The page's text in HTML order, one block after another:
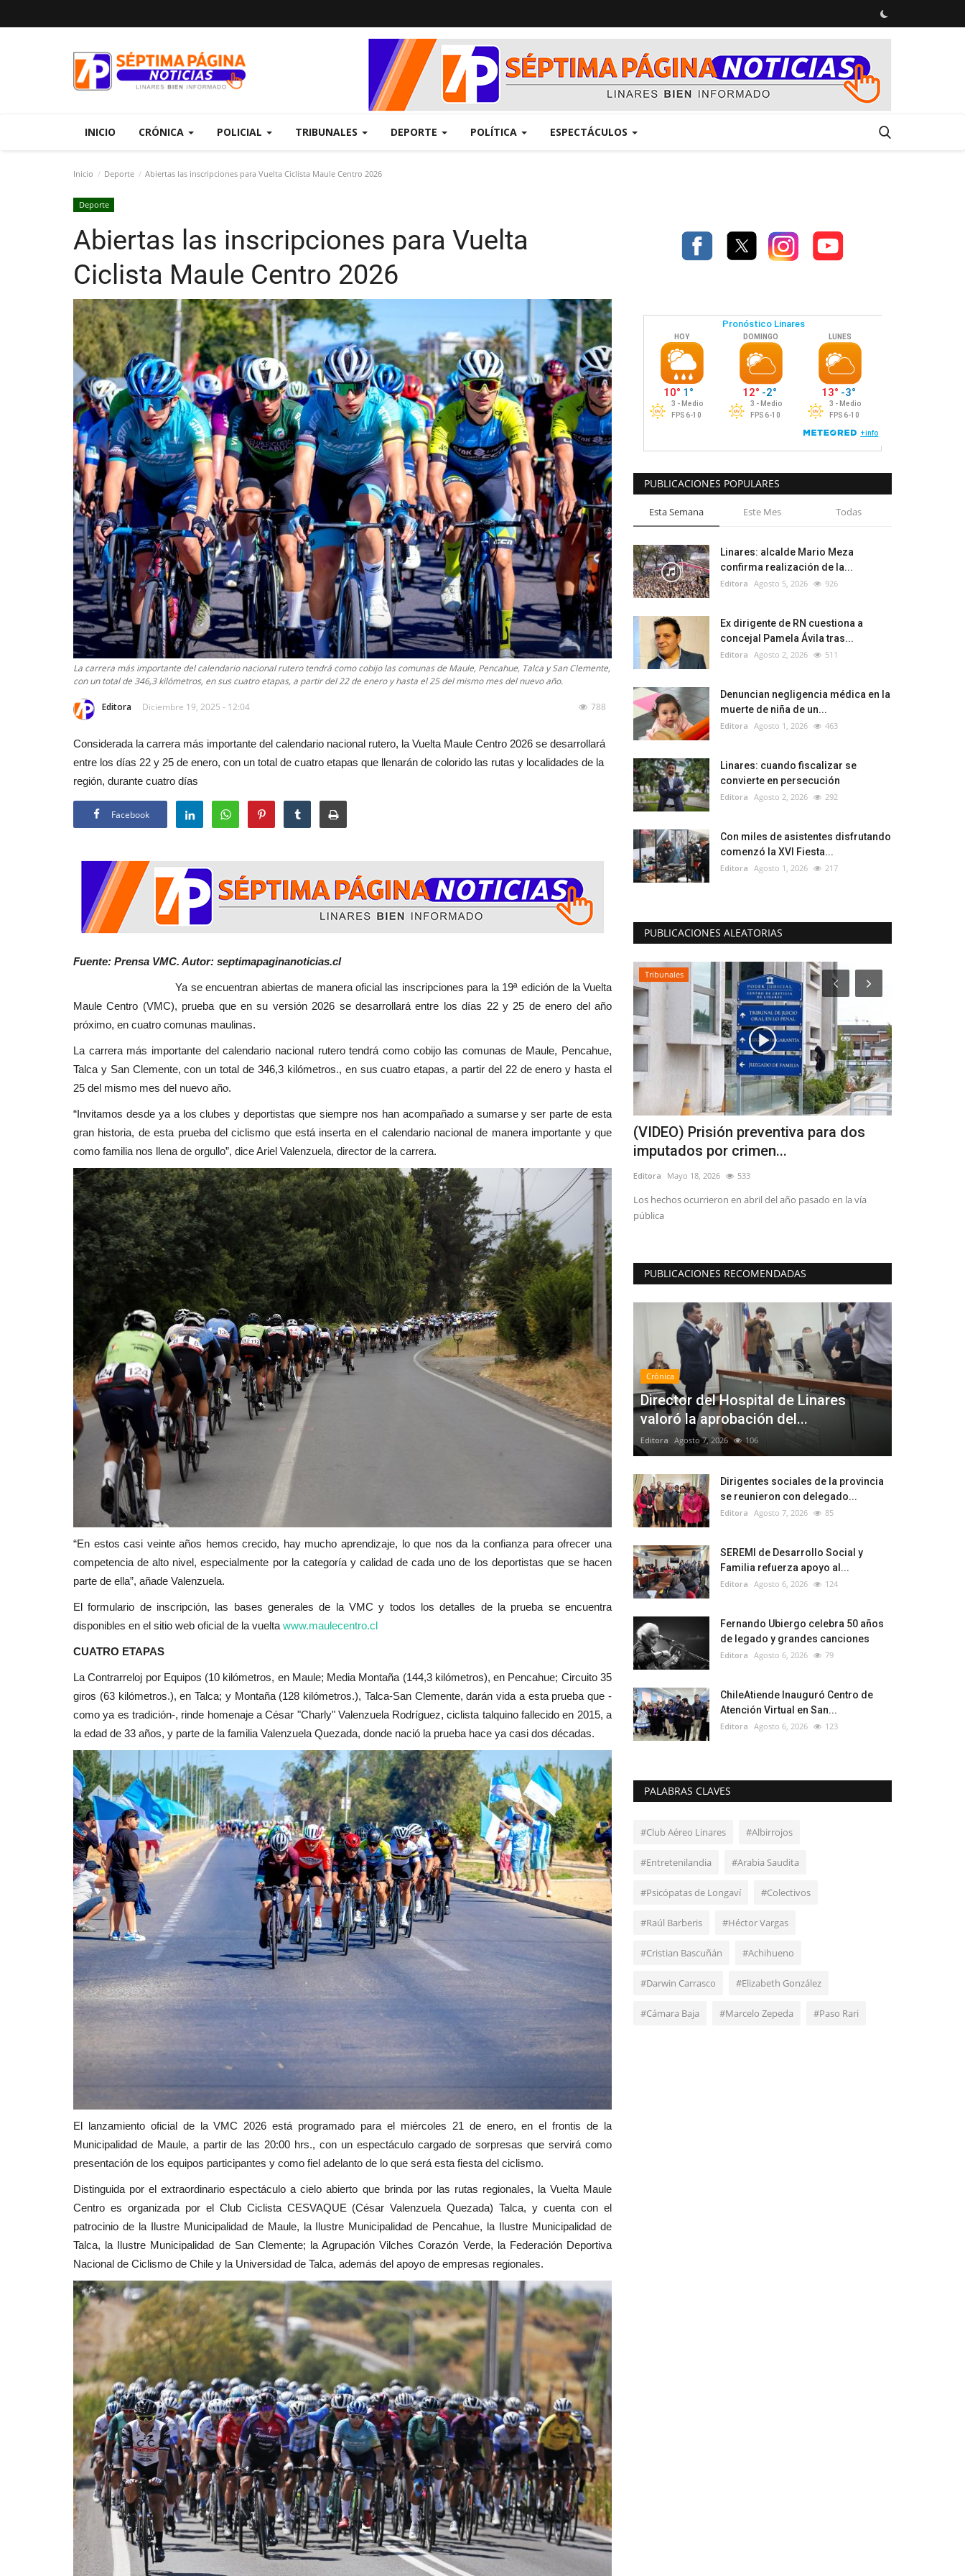
INICIO CRÓNICA POLICIAL TRIBUNALES DEPORTE POLÍTICA ESPECTÁCULOS
Inicio Deporte Abiertas las inscripciones para Vuelta Ciclista Maule Centro 2026
Deporte
Abiertas las inscripciones para Vuelta
Ciclista Maule Centro 2026
La carrera más importante del calendario nacional rutero tendrá como cobijo las comunas de Maule, Pencahue, Talca y San Clemente,
con un total de 346,3 kilómetros, en sus cuatro etapas, a partir del 22 de enero y hasta el 25 del mismo mes del nuevo año.
Editora Diciembre 19, 2025 - 12:04 788
Considerada la carrera más importante del calendario nacional rutero, la Vuelta Maule Centro 2026 se desarrollará
entre los días 22 y 25 de enero, con un total de cuatro etapas que llenarán de colorido las rutas y localidades de la
región, durante cuatro días
Facebook
Fuente: Prensa VMC. Autor: septimapaginanoticias.cl
Ya se encuentran abiertas de manera oficial las inscripciones para la 19ª edición de la Vuelta
Maule Centro (VMC), prueba que en su versión 2026 se desarrollará entre los días 22 y 25 de enero del año
próximo, en cuatro comunas maulinas.
La carrera más importante del calendario nacional rutero tendrá como cobijo las comunas de Maule, Pencahue,
Talca y San Clemente, con un total de 346,3 kilómetros., en sus cuatro etapas, a partir del 22 de enero y hasta el
25 del mismo mes del nuevo año.
“Invitamos desde ya a los clubes y deportistas que siempre nos han acompañado a sumarse y ser parte de esta
gran historia, de esta prueba del ciclismo que está inserta en el calendario nacional de manera importante y que
como familia nos llena de orgullo”, dice Ariel Valenzuela, director de la carrera.
“En estos casi veinte años hemos crecido, hay mucho aprendizaje, lo que nos da la confianza para ofrecer una
competencia de alto nivel, especialmente por la categoría y calidad de cada uno de los deportistas que se hacen
parte de ella”, añade Valenzuela.
El formulario de inscripción, las bases generales de la VMC y todos los detalles de la prueba se encuentra
disponibles en el sitio web oficial de la vuelta www.maulecentro.cl
CUATRO ETAPAS
La Contrarreloj por Equipos (10 kilómetros, en Maule; Media Montaña (144,3 kilómetros), en Pencahue; Circuito 35
giros (63 kilómetros.), en Talca; y Montaña (128 kilómetros.), Talca-San Clemente, darán vida a esta prueba que -
como ya es tradición-, rinde homenaje a César "Charly" Valenzuela Rodríguez, ciclista talquino fallecido en 2015, a
la edad de 33 años, y parte de la familia Valenzuela Quezada, donde nació la prueba hace ya casi dos décadas.
El lanzamiento oficial de la VMC 2026 está programado para el miércoles 21 de enero, en el frontis de la
Municipalidad de Maule, a partir de las 20:00 hrs., con un espectáculo cargado de sorpresas que servirá como
presentación de los equipos participantes y como fiel adelanto de lo que será esta fiesta del ciclismo.
Distinguida por el extraordinario espectáculo a cielo abierto que brinda por las rutas regionales, la Vuelta Maule
Centro es organizada por el Club Ciclista CESVAQUE (César Valenzuela Quezada) Talca, y cuenta con el
patrocinio de la Ilustre Municipalidad de Maule, la Ilustre Municipalidad de Pencahue, la Ilustre Municipalidad de
Talca, la Ilustre Municipalidad de San Clemente; la Agrupación Vilches Corazón Verde, la Federación Deportiva
Nacional de Ciclismo de Chile y la Universidad de Talca, además del apoyo de empresas regionales.
PUBLICACIONES POPULARES
Esta Semana Este Mes Todas
Linares: alcalde Mario Meza
confirma realización de la...
Editora Agosto 5, 2026 926
Ex dirigente de RN cuestiona a
concejal Pamela Ávila tras...
Editora Agosto 2, 2026 511
Denuncian negligencia médica en la
muerte de niña de un...
Editora Agosto 1, 2026 463
Linares: cuando fiscalizar se
convierte en persecución
Editora Agosto 2, 2026 292
Con miles de asistentes disfrutando
comenzó la XVI Fiesta...
Editora Agosto 1, 2026 217
PUBLICACIONES ALEATORIAS
Avanza construcción del polideportivo
de Yerbas Buenas
Editora Enero 7, 2026 780
La obra tiene un avance físico del 58 por ciento. Inversión de
3 mil 815 millones...
“Cazatalentos” polaco llega a Linares
para observar a jugadores...
Editora Marzo 6, 2026 675
Bartek Oledzki, fue recibido hoy día en el Aeropuerto de
Santiago, por el controlador...
Tribunales
(VIDEO) Prisión preventiva para dos
imputados por crimen...
Editora Mayo 18, 2026 533
Los hechos ocurrieron en abril del año pasado en la vía
pública
PUBLICACIONES RECOMENDADAS
Crónica
Director del Hospital de Linares
valoró la aprobación del...
Editora Agosto 7, 2026 106
Dirigentes sociales de la provincia
se reunieron con delegado...
Editora Agosto 7, 2026 85
SEREMI de Desarrollo Social y
Familia refuerza apoyo al...
Editora Agosto 6, 2026 124
Fernando Ubiergo celebra 50 años
de legado y grandes canciones
Editora Agosto 6, 2026 79
ChileAtiende Inauguró Centro de
Atención Virtual en San...
Editora Agosto 6, 2026 123
PALABRAS CLAVES
#Club Aéreo Linares #Albirrojos
#Entretenilandia #Arabia Saudita
#Psicópatas de Longaví #Colectivos
#Raúl Barberis #Héctor Vargas
#Cristian Bascuñán #Achihueno
#Darwin Carrasco #Elizabeth González
#Cámara Baja #Marcelo Zepeda #Paso Rari